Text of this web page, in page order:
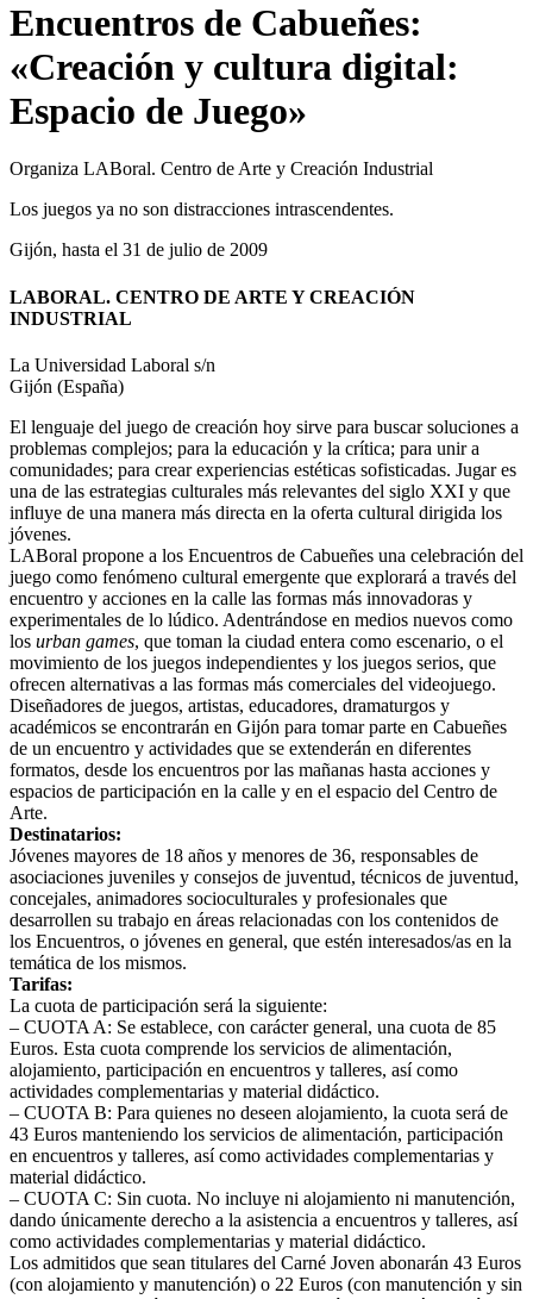
Encuentros de Cabueñes:
«Creación y cultura digital:
Espacio de Juego»
Organiza LABoral. Centro de Arte y Creación Industrial
Los juegos ya no son distracciones intrascendentes.
Gijón, hasta el 31 de julio de 2009
LABORAL. CENTRO DE ARTE Y CREACIÓN
INDUSTRIAL
La Universidad Laboral s/n
Gijón (España)
El lenguaje del juego de creación hoy sirve para buscar soluciones a
problemas complejos; para la educación y la crítica; para unir a
comunidades; para crear experiencias estéticas sofisticadas. Jugar es
una de las estrategias culturales más relevantes del siglo XXI y que
influye de una manera más directa en la oferta cultural dirigida los
jóvenes.
LABoral propone a los Encuentros de Cabueñes una celebración del
juego como fenómeno cultural emergente que explorará a través del
encuentro y acciones en la calle las formas más innovadoras y
experimentales de lo lúdico. Adentrándose en medios nuevos como
los urban games, que toman la ciudad entera como escenario, o el
movimiento de los juegos independientes y los juegos serios, que
ofrecen alternativas a las formas más comerciales del videojuego.
Diseñadores de juegos, artistas, educadores, dramaturgos y
académicos se encontrarán en Gijón para tomar parte en Cabueñes
de un encuentro y actividades que se extenderán en diferentes
formatos, desde los encuentros por las mañanas hasta acciones y
espacios de participación en la calle y en el espacio del Centro de
Arte.
Destinatarios:
Jóvenes mayores de 18 años y menores de 36, responsables de
asociaciones juveniles y consejos de juventud, técnicos de juventud,
concejales, animadores socioculturales y profesionales que
desarrollen su trabajo en áreas relacionadas con los contenidos de
los Encuentros, o jóvenes en general, que estén interesados/as en la
temática de los mismos.
Tarifas:
La cuota de participación será la siguiente:
– CUOTA A: Se establece, con carácter general, una cuota de 85
Euros. Esta cuota comprende los servicios de alimentación,
alojamiento, participación en encuentros y talleres, así como
actividades complementarias y material didáctico.
– CUOTA B: Para quienes no deseen alojamiento, la cuota será de
43 Euros manteniendo los servicios de alimentación, participación
en encuentros y talleres, así como actividades complementarias y
material didáctico.
– CUOTA C: Sin cuota. No incluye ni alojamiento ni manutención,
dando únicamente derecho a la asistencia a encuentros y talleres, así
como actividades complementarias y material didáctico.
Los admitidos que sean titulares del Carné Joven abonarán 43 Euros
(con alojamiento y manutención) o 22 Euros (con manutención y sin